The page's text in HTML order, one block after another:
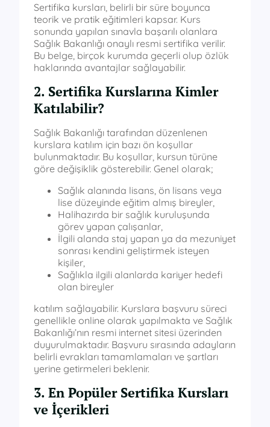
Sertifika kursları, belirli bir süre boyunca
teorik ve pratik eğitimleri kapsar. Kurs
sonunda yapılan sınavla başarılı olanlara
Sağlık Bakanlığı onaylı resmi sertifika verilir.
Bu belge, birçok kurumda geçerli olup özlük
haklarında avantajlar sağlayabilir.
2. Sertifika Kurslarına Kimler
Katılabilir?
Sağlık Bakanlığı tarafından düzenlenen
kurslara katılım için bazı ön koşullar
bulunmaktadır. Bu koşullar, kursun türüne
göre değişiklik gösterebilir. Genel olarak;
Sağlık alanında lisans, ön lisans veya
lise düzeyinde eğitim almış bireyler,
Halihazırda bir sağlık kuruluşunda
görev yapan çalışanlar,
İlgili alanda staj yapan ya da mezuniyet
sonrası kendini geliştirmek isteyen
kişiler,
Sağlıkla ilgili alanlarda kariyer hedefi
olan bireyler
katılım sağlayabilir. Kurslara başvuru süreci
genellikle online olarak yapılmakta ve Sağlık
Bakanlığı’nın resmi internet sitesi üzerinden
duyurulmaktadır. Başvuru sırasında adayların
belirli evrakları tamamlamaları ve şartları
yerine getirmeleri beklenir.
3. En Popüler Sertifika Kursları
ve İçerikleri